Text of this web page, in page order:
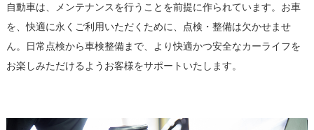
自動車は、メンテナンスを行うことを前提に作られています。お車
を、快適に永くご利用いただくために、点検・整備は欠かせませ
ん。日常点検から車検整備まで、より快適かつ安全なカーライフを
お楽しみただけるようお客様をサポートいたします。